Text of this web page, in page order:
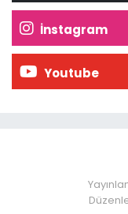
İnstagram
Youtube